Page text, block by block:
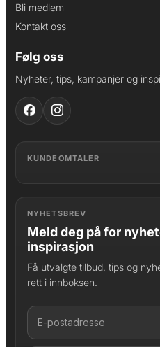
Bli medlem
Kontakt oss
Følg oss
Nyheter, tips, kampanjer og
KUNDEOMTALER
NYHETSBREV
Meld deg på for
inspirasjon
Få utvalgte tilbud, tips og
rett i innboksen.